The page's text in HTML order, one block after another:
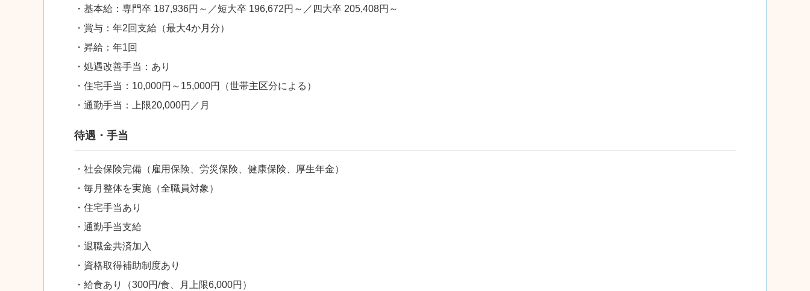
・基本給：専門卒 187,936円～／短大卒 196,672円～／四大卒 205,408円～
・賞与：年2回支給（最大4か月分）
・昇給：年1回
・処遇改善手当：あり
・住宅手当：10,000円～15,000円（世帯主区分による）
・通勤手当：上限20,000円／月
待遇・手当
・社会保険完備（雇用保険、労災保険、健康保険、厚生年金）
・毎月整体を実施（全職員対象）
・住宅手当あり
・通勤手当支給
・退職金共済加入
・資格取得補助制度あり
・給食あり（300円/食、月上限6,000円）